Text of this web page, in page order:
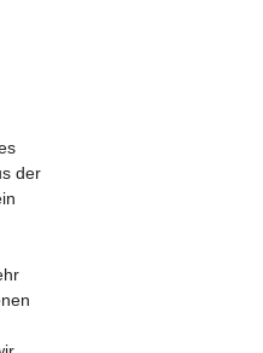
der